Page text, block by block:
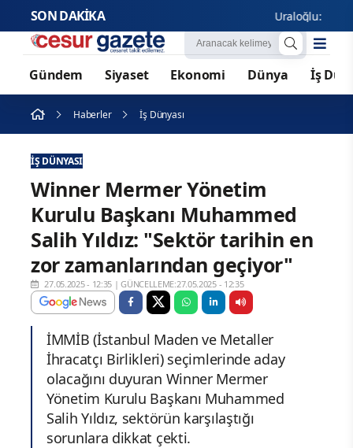
SON DAKİKA Uraloğlu: Yılın ilk
Gündem Siyaset Ekonomi Dünya İş
Haberler İş Dünyası
İŞ DÜNYASI
Winner Mermer Yönetim
Kurulu Başkanı Muhammed
Salih Yıldız: "Sektör tarihin en
zor zamanlarından geçiyor"
27.05.2025 - 12:35 |GÜNCELLEME:27.05.2025 - 12:35
İMMİB (İstanbul Maden ve Metaller
İhracatçı Birlikleri) seçimlerinde aday
olacağını duyuran Winner Mermer
Yönetim Kurulu Başkanı Muhammed
Salih Yıldız, sektörün karşılaştığı
sorunlara dikkat çekti.